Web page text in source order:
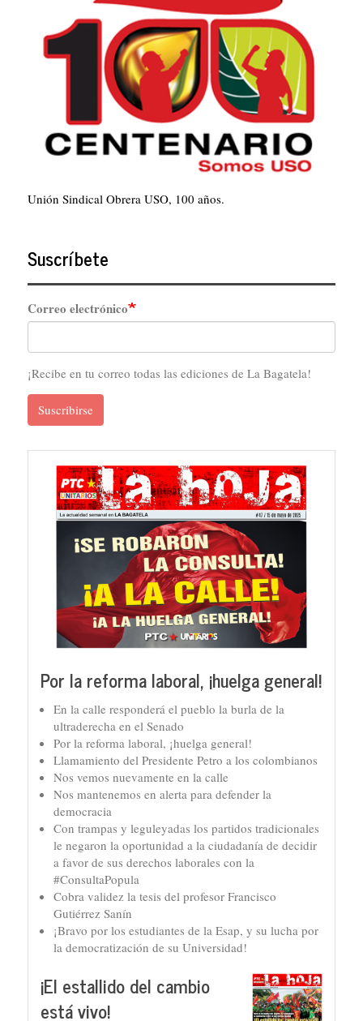
Unión Sindical Obrera USO, 100 años.
Suscríbete
Correo electrónico
¡Recibe en tu correo todas las ediciones de La Bagatela!
Suscribirse
Por la reforma laboral, ¡huelga general!
En la calle responderá el pueblo la burla de la
ultraderecha en el Senado
Por la reforma laboral, ¡huelga general!
Llamamiento del Presidente Petro a los colombianos
Nos vemos nuevamente en la calle
Nos mantenemos en alerta para defender la
democracia
Con trampas y leguleyadas los partidos tradicionales
le negaron la oportunidad a la ciudadanía de decidir
a favor de sus derechos laborales con la
#ConsultaPopula
Cobra validez la tesis del profesor Francisco
Gutiérrez Sanín
¡Bravo por los estudiantes de la Esap, y su lucha por
la democratización de su Universidad!
¡El estallido del cambio
está vivo!